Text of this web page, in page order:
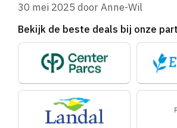
30 mei 2025 doorAnne-Wil
Bekijk de beste deals bij onze